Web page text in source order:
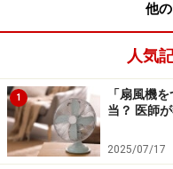
睡眠中に風を浴び続
を送ることで、冷え過
他
人気
1
「扇風機
当？ 医師
2025/07/17